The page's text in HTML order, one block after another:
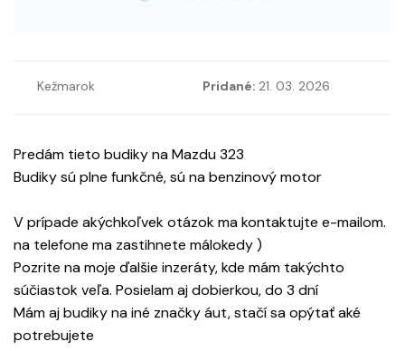
Kežmarok Pridané: 21. 03. 2026
Predám tieto budiky na Mazdu 323
Budiky sú plne funkčné, sú na benzinový motor
V prípade akýchkoľvek otázok ma kontaktujte e-mailom.
na telefone ma zastihnete málokedy )
Pozrite na moje ďalšie inzeráty, kde mám takýchto
súčiastok veľa. Posielam aj dobierkou, do 3 dní
Mám aj budiky na iné značky áut, stačí sa opýtať aké
potrebujete